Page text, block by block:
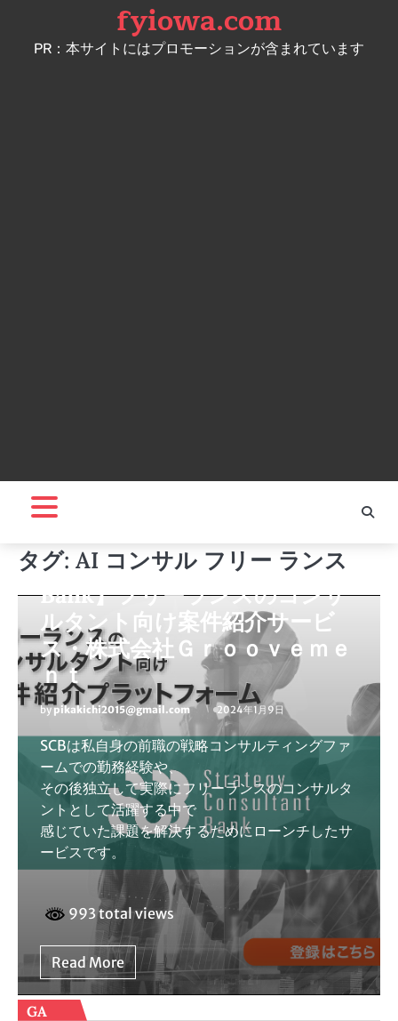
content
fyiowa.com
PR：本サイトにはプロモーションが含まれています
タグ: AI コンサル フリー ランス
【Strategy Consultant
Bank】フリーランスのコンサ
ルタント向け案件紹介サービ
ス・株式会社Ｇｒｏｏｖｅｍｅ
ｎｔ
bypikakichi2015@gmail.com 2024年1月9日
SCBは私自身の前職の戦略コンサルティングファ
ームでの勤務経験や、
その後独立して実際にフリーランスのコンサルタ
ントとして活躍する中で
感じていた課題を解決するためにローンチしたサ
ービスです。
993 total views
Read More
GA